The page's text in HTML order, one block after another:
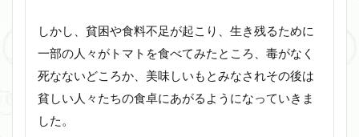
しかし、貧困や食料不足が起こり、生き残るために
一部の人々がトマトを食べてみたところ、毒がなく
死なないどころか、美味しいもとみなされその後は
貧しい人々たちの食卓にあがるようになっていきま
した。